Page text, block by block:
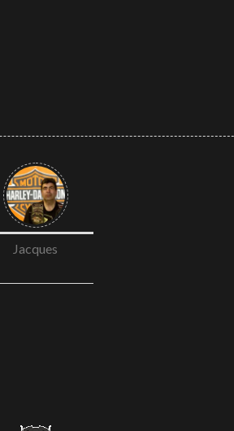
Jacques